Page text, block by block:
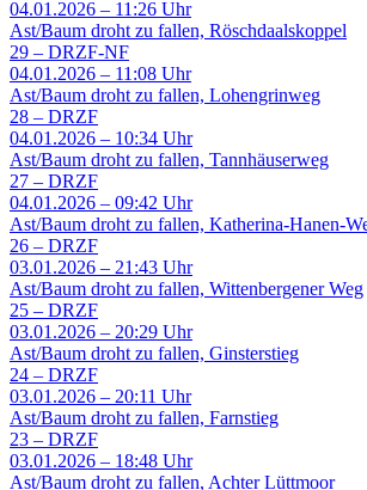
04.01.2026 – 11:26 Uhr
Ast/Baum droht zu fallen, Röschdaalskoppel
29 – DRZF-NF
04.01.2026 – 11:08 Uhr
Ast/Baum droht zu fallen, Lohengrinweg
28 – DRZF
04.01.2026 – 10:34 Uhr
Ast/Baum droht zu fallen, Tannhäuserweg
27 – DRZF
04.01.2026 – 09:42 Uhr
Ast/Baum droht zu fallen, Katherina-Hanen-
26 – DRZF
03.01.2026 – 21:43 Uhr
Ast/Baum droht zu fallen, Wittenbergener Weg
25 – DRZF
03.01.2026 – 20:29 Uhr
Ast/Baum droht zu fallen, Ginsterstieg
24 – DRZF
03.01.2026 – 20:11 Uhr
Ast/Baum droht zu fallen, Farnstieg
23 – DRZF
03.01.2026 – 18:48 Uhr
Ast/Baum droht zu fallen, Achter Lüttmoor